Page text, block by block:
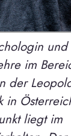
im
der
in
liegt im